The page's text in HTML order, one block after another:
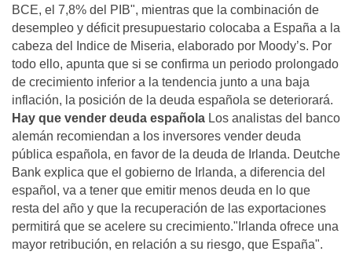
BCE, el 7,8% del PIB", mientras que la combinación de
desempleo y déficit presupuestario colocaba a España a la
cabeza del Indice de Miseria, elaborado por Moody’s. Por
todo ello, apunta que si se confirma un periodo prolongado
de crecimiento inferior a la tendencia junto a una baja
inflación, la posición de la deuda española se deteriorará.
Hay que vender deuda española Los analistas del banco
alemán recomiendan a los inversores vender deuda
pública española, en favor de la deuda de Irlanda. Deutche
Bank explica que el gobierno de Irlanda, a diferencia del
español, va a tener que emitir menos deuda en lo que
resta del año y que la recuperación de las exportaciones
permitirá que se acelere su crecimiento."Irlanda ofrece una
mayor retribución, en relación a su riesgo, que España".